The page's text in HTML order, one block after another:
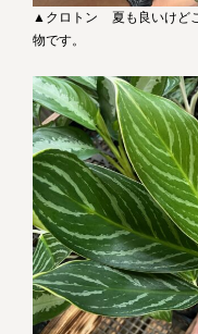
▲クロトン 夏も良いけど
物です。